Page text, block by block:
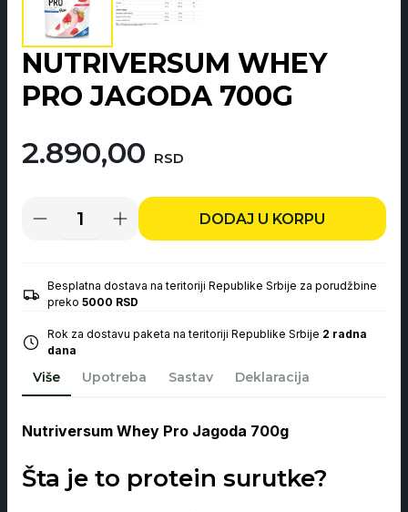
NUTRIVERSUM WHEY
PRO JAGODA 700G
2.890,00 RSD
Nutriversum
700g
količina
DODAJ U KORPU
Besplatna dostava na teritoriji Republike Srbije za porudžbine
preko 5000 RSD
Rok za dostavu paketa na teritoriji Republike Srbije 2 radna
dana
Više Upotreba Sastav Deklaracija
Nutriversum Whey Pro Jagoda 700g
Šta je to protein surutke?